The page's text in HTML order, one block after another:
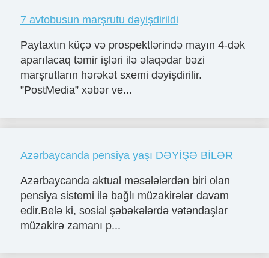
7 avtobusun marşrutu dəyişdirildi
Paytaxtın küçə və prospektlərində mayın 4-dək
aparılacaq təmir işləri ilə əlaqədar bəzi
marşrutların hərəkət sxemi dəyişdirilir.
”PostMedia” xəbər ve...
Azərbaycanda pensiya yaşı DƏYİŞƏ BİLƏR
Azərbaycanda aktual məsələlərdən biri olan
pensiya sistemi ilə bağlı müzakirələr davam
edir.Belə ki, sosial şəbəkələrdə vətəndaşlar
müzakirə zamanı p...